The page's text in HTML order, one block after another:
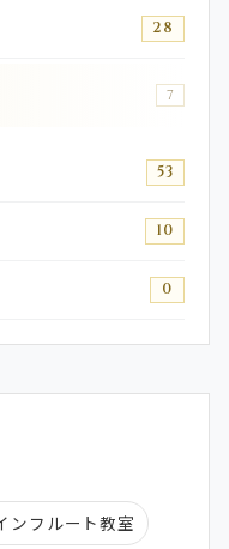
28
7
53
10
0
ンフルート教室